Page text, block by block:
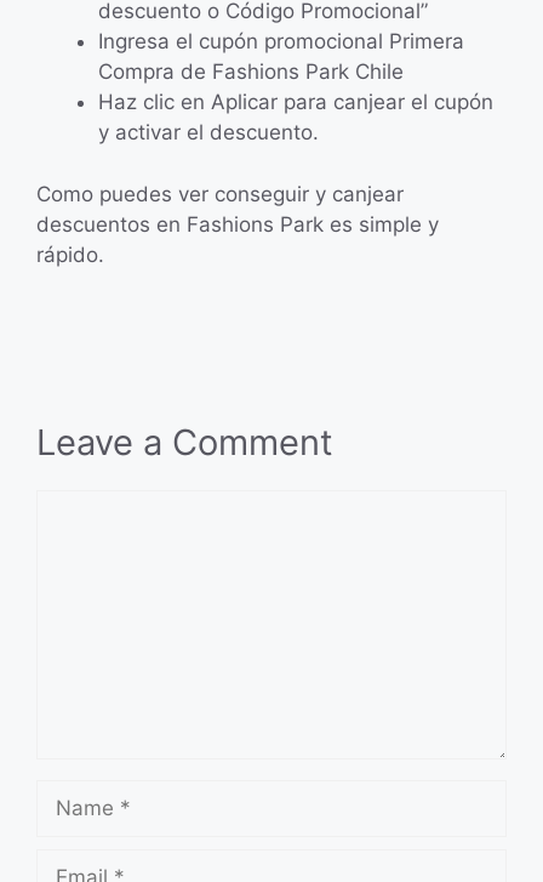
descuento o Código Promocional”
Ingresa el cupón promocional Primera
Compra de Fashions Park Chile
Haz clic en Aplicar para canjear el cupón
y activar el descuento.
Como puedes ver conseguir y canjear
descuentos en Fashions Park es simple y
rápido.
Leave a Comment
Name
Email